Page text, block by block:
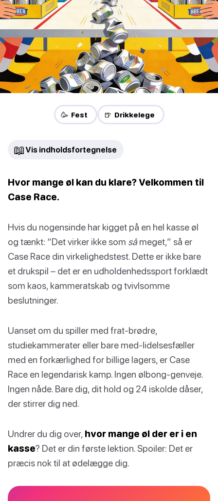
🥳 Fest 🍺 Drikkelege
📖 Vis indholdsfortegnelse
Hvor mange øl kan du klare? Velkommen til
Case Race.
Hvis du nogensinde har kigget på en hel kasse øl
og tænkt: “Det virker ikke som såmeget,” så er
Case Race din virkelighedstest. Dette er ikke bare
et drukspil – det er en udholdenhedssport forklædt
som kaos, kammeratskab og tvivlsomme
beslutninger.
Uanset om du spiller med frat-brødre,
studiekammerater eller bare med-lidelsesfæller
med en forkærlighed for billige lagers, er Case
Race en legendarisk kamp. Ingen ølbong-genveje.
Ingen nåde. Bare dig, dit hold og 24 iskolde dåser,
der stirrer dig ned.
Undrer du dig over, hvor mange øl der er i en
kasse? Det er din første lektion. Spoiler: Det er
præcis nok til at ødelægge dig.